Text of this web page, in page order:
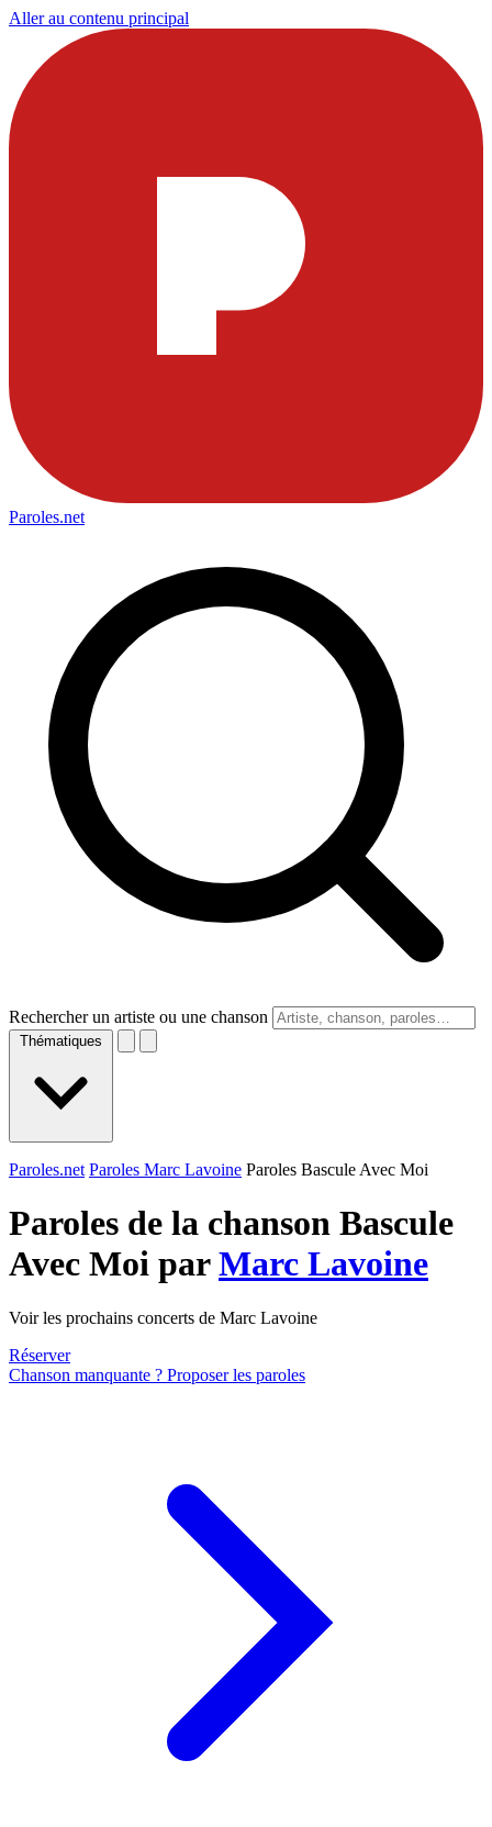
Aller au contenu principal
Paroles.net
Rechercher un artiste ou une chanson
Thématiques
Paroles.net Paroles Marc Lavoine Paroles Bascule Avec Moi
Paroles de la chanson Bascule
Avec Moi parMarc Lavoine
Voir les prochains concerts de Marc Lavoine
Réserver
Chanson manquante ? Proposer les paroles